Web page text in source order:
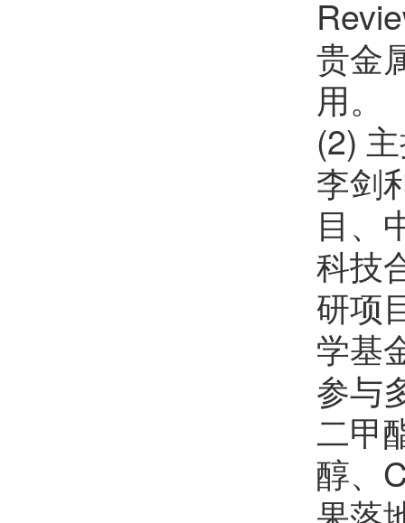
贵金
用。
(2)
李剑
目、
科技
研项
学基
参与
二甲
醇、